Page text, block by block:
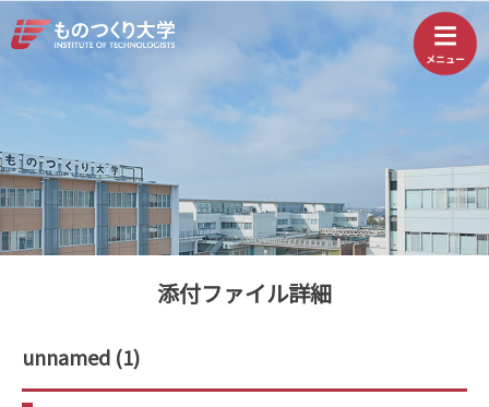
添付ファイル詳細
unnamed (1)